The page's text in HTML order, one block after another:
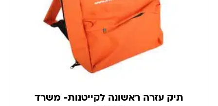
תיק עזרה ראשונה לקייטנות- משרד